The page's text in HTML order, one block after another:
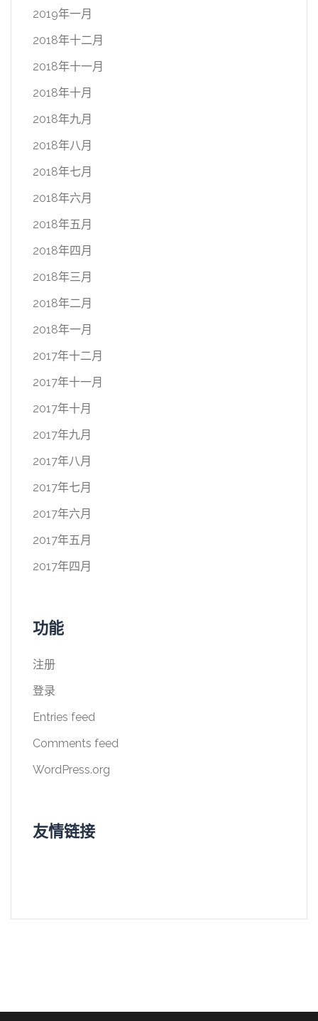
2019年一月
2018年十二月
2018年十一月
2018年十月
2018年九月
2018年八月
2018年七月
2018年六月
2018年五月
2018年四月
2018年三月
2018年二月
2018年一月
2017年十二月
2017年十一月
2017年十月
2017年九月
2017年八月
2017年七月
2017年六月
2017年五月
2017年四月
功能
注册
登录
Entries feed
Comments feed
WordPress.org
友情链接